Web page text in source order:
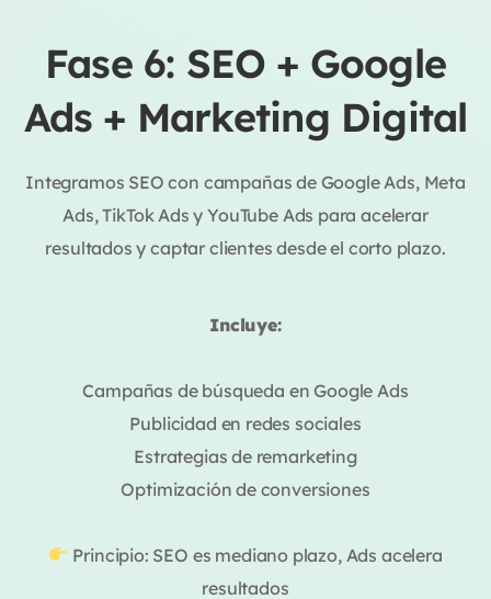
Fase 6: SEO + Google
Ads + Marketing Digital
Integramos SEO con campañas de Google Ads, Meta
Ads, TikTok Ads y YouTube Ads para acelerar
resultados y captar clientes desde el corto plazo.
Incluye:
Campañas de búsqueda en Google Ads
Publicidad en redes sociales
Estrategias de remarketing
Optimización de conversiones
Principio: SEO es mediano plazo, Ads acelera
resultados